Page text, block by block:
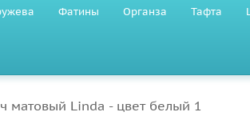
Фатины Органза Тафта
матовый Linda - цвет белый 1